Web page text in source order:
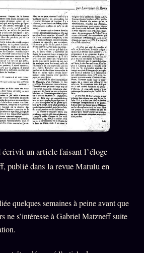
un article faisant l’éloge
publié dans la revue Matulu en
quelques semaines à peine avant que
ne s’intéresse à Gabriel Matzneff suite